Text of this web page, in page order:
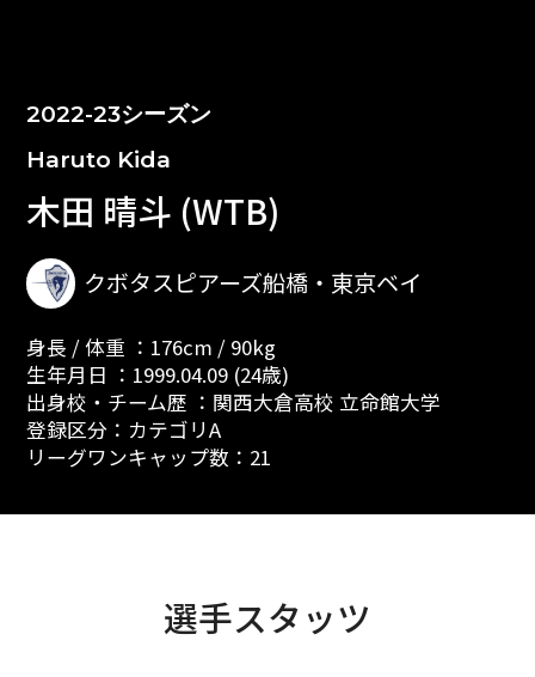
2022-23シーズン
Haruto Kida
木田 晴斗 (WTB)
クボタスピアーズ船橋・東京ベイ
身長 / 体重 ：176cm / 90kg
生年月日 ：1999.04.09 (24歳)
出身校・チーム歴 ：関西大倉高校 立命館大学
登録区分：カテゴリA
リーグワンキャップ数：21
選手スタッツ